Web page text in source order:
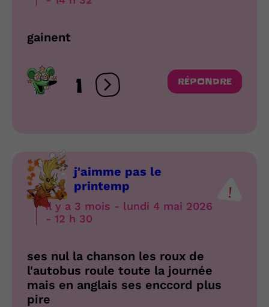
gainent
1 Ouvrir les réactions
RÉPONDRE
j'aimme pas le
printemp
il y a 3 mois - lundi 4 mai 2026
- 12 h 30
ses nul la chanson les roux de
l'autobus roule toute la journée
mais en anglais ses enccord plus
pire